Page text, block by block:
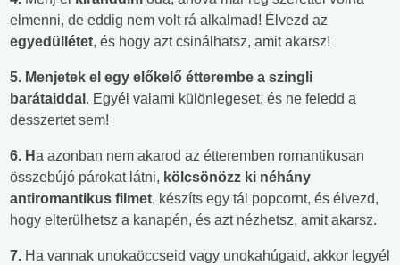
elmenni, de eddig nem volt rá alkalmad! Élvezd az
egyedüllétet, és hogy azt csinálhatsz, amit akarsz!
5. Menjetek el egy előkelő étterembe a szingli
barátaiddal . Egyél valami különlegeset, és ne feledd a
desszertet sem!
6. Ha azonban nem akarod az étteremben romantikusan
összebújó párokat látni, kölcsönözz ki néhány
antiromantikus filmet, készíts egy tál popcornt, és élvezd,
hogy elterülhetsz a kanapén, és azt nézhetsz, amit akarsz.
7. Ha vannak unokaöccseid vagy unokahúgaid, akkor legyél